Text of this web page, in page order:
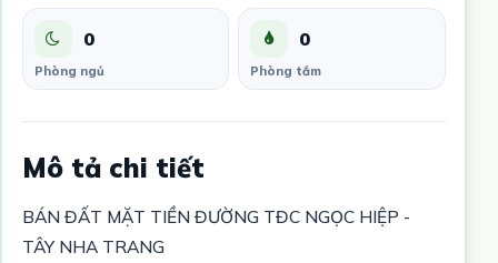
0
Phòng ngủ
0
Phòng tắm
Mô tả chi tiết
BÁN ĐẤT MẶT TIỀN ĐƯỜNG TĐC NGỌC HIỆP -
TÂY NHA TRANG